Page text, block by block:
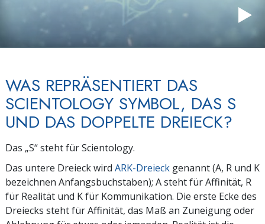
WAS REPRÄSENTIERT DAS
SCIENTOLOGY SYMBOL, DAS S
UND DAS DOPPELTE DREIECK?
Das „S“ steht für Scientology.
Das untere Dreieck wird ARK-Dreieck genannt (A, R und K
bezeichnen Anfangsbuchstaben); A steht für Affinität, R
für Realität und K für Kommunikation. Die erste Ecke des
Dreiecks steht für Affinität, das Maß an Zuneigung oder